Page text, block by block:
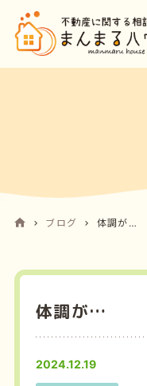
ブログ 体調が…
体調が…
2024.12.19